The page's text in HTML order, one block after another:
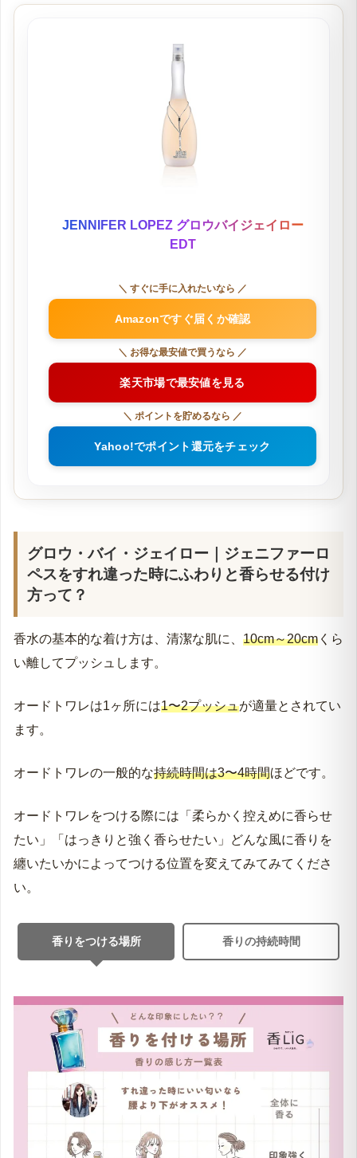
JENNIFER LOPEZ グロウバイジェイロー
EDT
＼ すぐに手に入れたいなら ／
Amazonですぐ届くか確認
＼ お得な最安値で買うなら ／
楽天市場で最安値を見る
＼ ポイントを貯めるなら ／
Yahoo!でポイント還元をチェック
グロウ・バイ・ジェイロー｜ジェニファーロ
ペスをすれ違った時にふわりと香らせる付け
方って？
香水の基本的な着け方は、清潔な肌に、 10cm～20cm くら
い離してプッシュします。
オードトワレは1ヶ所には1〜2プッシュが適量とされてい
ます。
オードトワレの一般的な持続時間は3〜4時間ほどです。
オードトワレをつける際には「柔らかく控えめに香らせ
たい」「はっきりと強く香らせたい」どんな風に香りを
纏いたいかによってつける位置を変えてみてみてくださ
い。
香りをつける場所 香りの持続時間